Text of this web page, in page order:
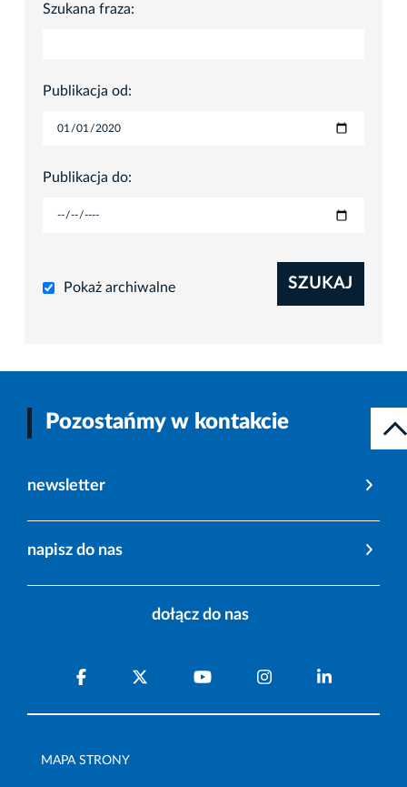
Szukana fraza:
Publikacja od:
Publikacja do:
Pokaż archiwalne SZUKAJ
Pozostańmy w kontakcie
newsletter
napisz do nas
dołącz do nas
MAPA STRONY